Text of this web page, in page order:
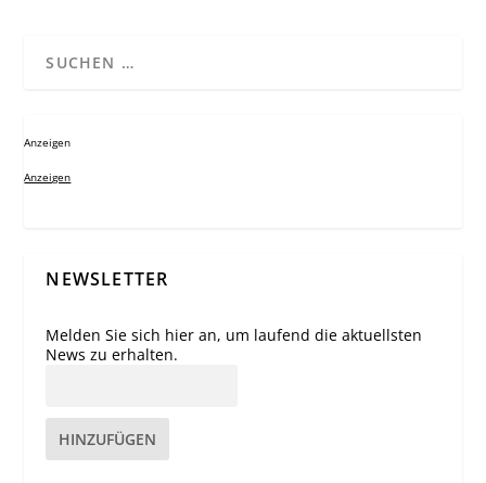
Anzeigen
Anzeigen
NEWSLETTER
Melden Sie sich hier an, um laufend die aktuellsten
News zu erhalten.
HINZUFÜGEN